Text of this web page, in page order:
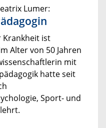
Lumer:
Krankheit ist
Alter von 50 Jahren
mit
hatte seit
Sport- und